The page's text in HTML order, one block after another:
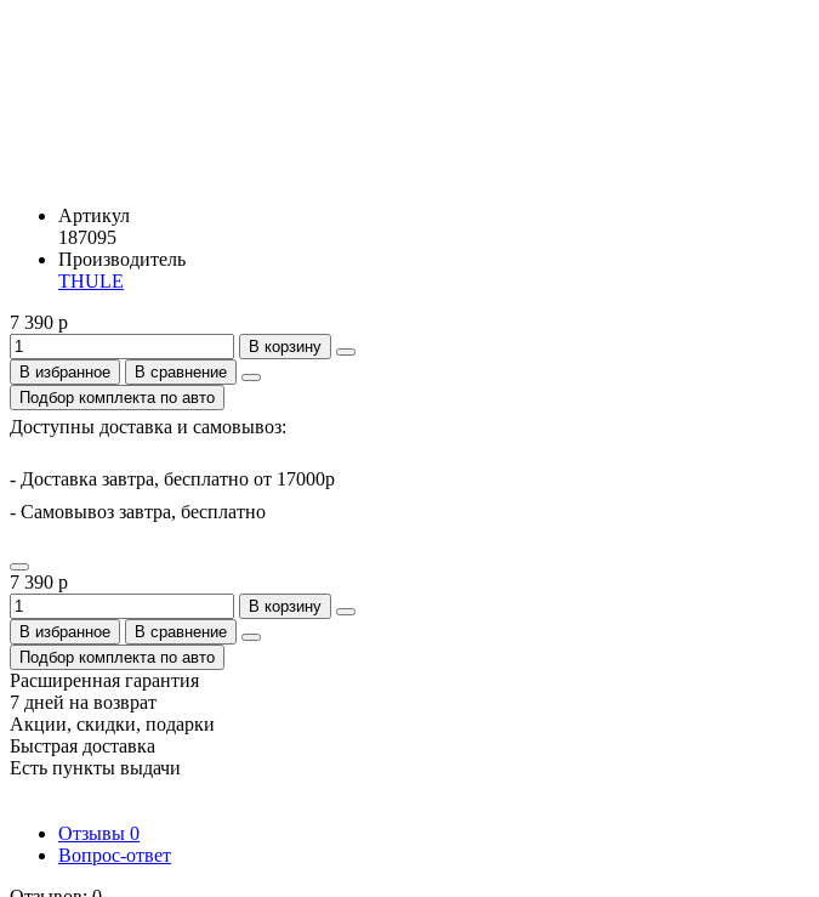
Артикул
187095
Производитель
THULE
7 390 р
В корзину
В избранное
В сравнение
Подбор комплекта по авто
Доступны доставка и самовывоз:
- Доставка завтра, бесплатно от 17000р
- Самовывоз завтра, бесплатно
7 390 р
В корзину
В избранное
В сравнение
Подбор комплекта по авто
Расширенная гарантия
7 дней на возврат
Акции, скидки, подарки
Быстрая доставка
Есть пункты выдачи
Отзывы 0
Вопрос-ответ